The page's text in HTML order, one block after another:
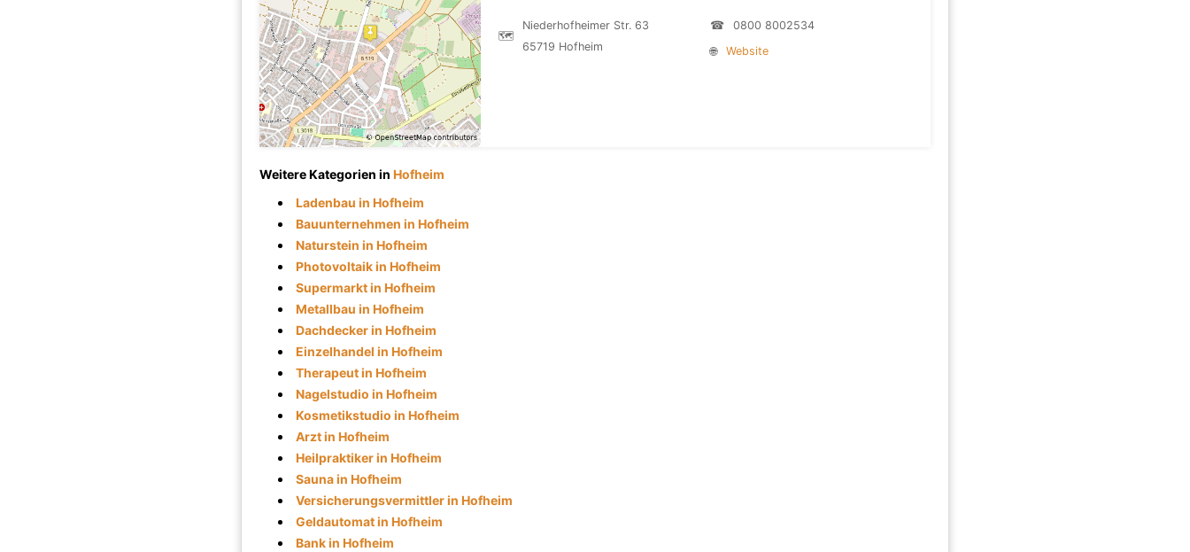
🗺
Niederhofheimer Str. 63
65719 Hofheim
☎
0800 8002534
🌐
Website
Weitere Kategorien in Hofheim
Ladenbau in Hofheim
Bauunternehmen in Hofheim
Naturstein in Hofheim
Photovoltaik in Hofheim
Supermarkt in Hofheim
Metallbau in Hofheim
Dachdecker in Hofheim
Einzelhandel in Hofheim
Therapeut in Hofheim
Nagelstudio in Hofheim
Kosmetikstudio in Hofheim
Arzt in Hofheim
Heilpraktiker in Hofheim
Sauna in Hofheim
Versicherungsvermittler in Hofheim
Geldautomat in Hofheim
Bank in Hofheim